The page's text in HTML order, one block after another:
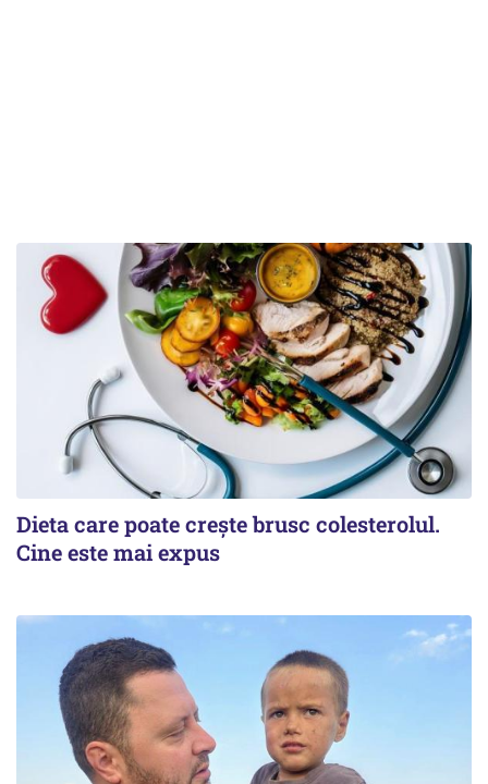
Dieta care poate crește brusc colesterolul.
Cine este mai expus